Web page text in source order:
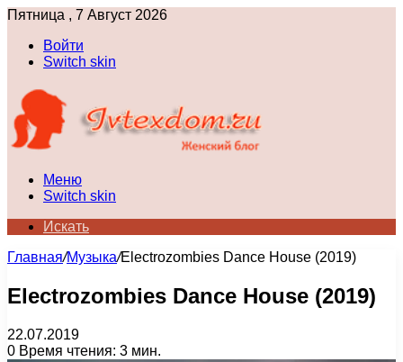
Пятница , 7 Август 2026
Войти
Switch skin
Меню
Switch skin
Искать
Главная/Музыка/Electrozombies Dance House (2019)
Electrozombies Dance House (2019)
22.07.2019
0 Время чтения: 3 мин.